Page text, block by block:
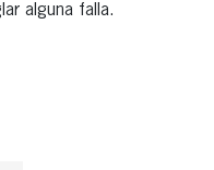
alguna falla.